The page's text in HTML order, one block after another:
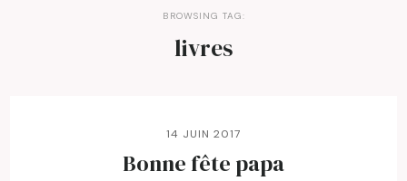
BROWSING TAG:
livres
14 JUIN 2017
Bonne fête papa